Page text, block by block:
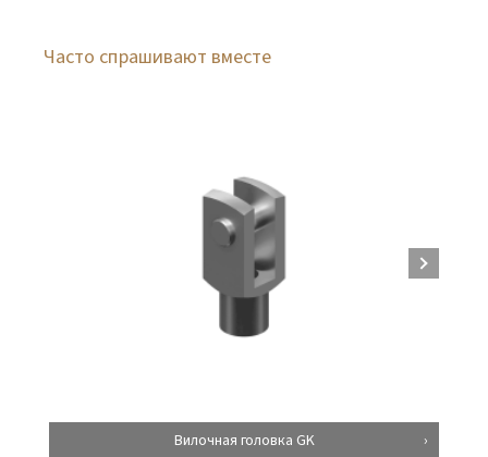
Часто спрашивают вместе
Вилочная головка GK